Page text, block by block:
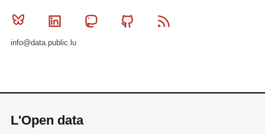
Bluesky Linkedin MastodonGithub
info@data.public.lu
L'Open data